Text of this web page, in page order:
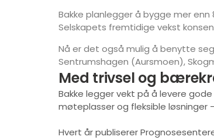
Bakke planlegger å bygge mer enn
Selskapets fremtidige vekst
Nå er det også mulig å benytte
Sentrumshagen (Aursmoen),
Med trivsel og
Bakke legger vekt på å levere
møteplasser og fleksible løsninger
Hvert år publiserer